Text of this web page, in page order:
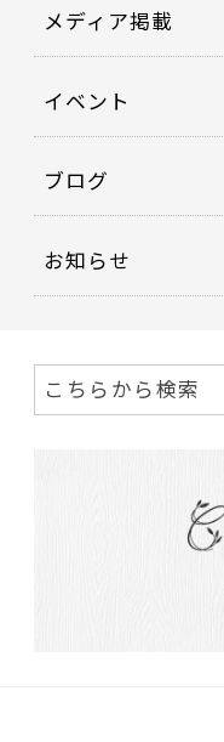
メディア掲載
イベント
ブログ
お知らせ